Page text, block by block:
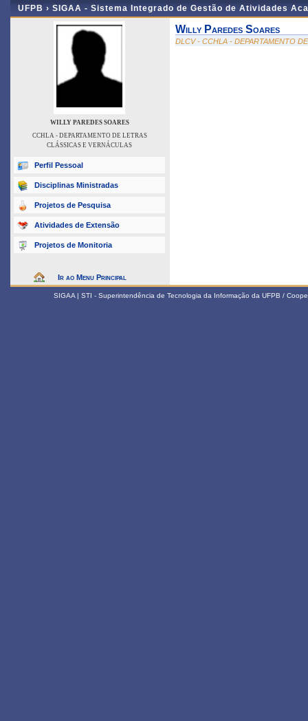
UFPB › SIGAA - Sistema Integrado de Gestão de Atividades
WILLY PAREDES SOARES
CCHLA - DEPARTAMENTO DE LETRAS
CLÁSSICAS E VERNÁCULAS
Perfil Pessoal
Disciplinas Ministradas
Projetos de Pesquisa
Atividades de Extensão
Projetos de Monitoria
Ir ao Menu Principal
Willy Paredes Soares
DLCV - CCHLA - DEPARTAMENTO
SIGAA | STI - Superintendência de Tecnologia da Informação da UFPB /